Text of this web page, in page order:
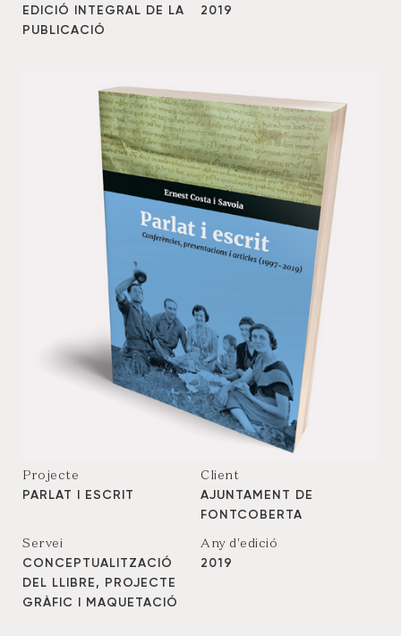
EDICIÓ INTEGRAL DE LA
PUBLICACIÓ
2019
Projecte
PARLAT I ESCRIT
Client
AJUNTAMENT DE
FONTCOBERTA
Servei
CONCEPTUALITZACIÓ
DEL LLIBRE, PROJECTE
GRÀFIC I MAQUETACIÓ
Any d'edició
2019